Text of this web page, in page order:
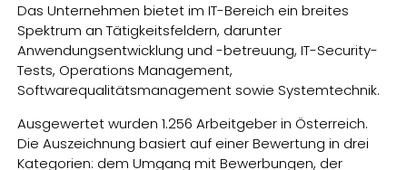
Das Unternehmen bietet im IT-Bereich ein breites
Spektrum an Tätigkeitsfeldern, darunter
Anwendungsentwicklung und -betreuung, IT-Security-
Tests, Operations Management,
Softwarequalitätsmanagement sowie Systemtechnik.
Ausgewertet wurden 1.256 Arbeitgeber in Österreich.
Die Auszeichnung basiert auf einer Bewertung in drei
Kategorien: dem Umgang mit Bewerbungen, der